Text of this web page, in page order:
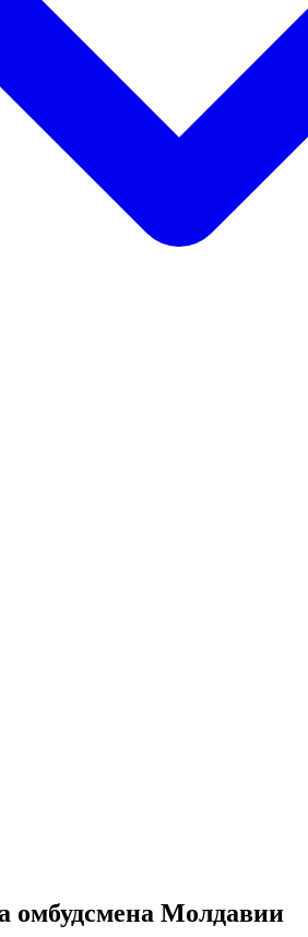
омбудсмена Молдавии